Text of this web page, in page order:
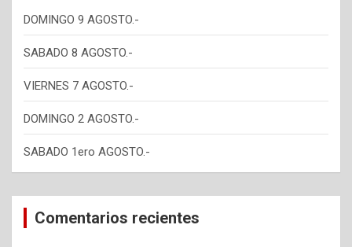
DOMINGO 9 AGOSTO.-
SABADO 8 AGOSTO.-
VIERNES 7 AGOSTO.-
DOMINGO 2 AGOSTO.-
SABADO 1ero AGOSTO.-
Comentarios recientes